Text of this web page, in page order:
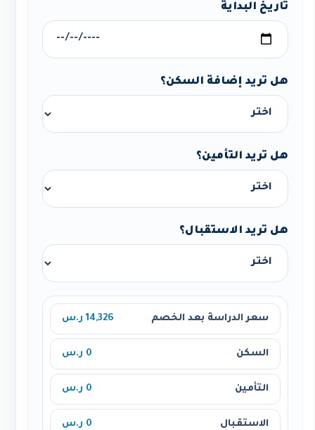
تاريخ البداية
هل تريد إضافة السكن؟
هل تريد التأمين؟
هل تريد الاستقبال؟
سعر الدراسة بعد الخصم 14,326 ر.س
السكن 0 ر.س
التأمين 0 ر.س
الاستقبال 0 ر.س